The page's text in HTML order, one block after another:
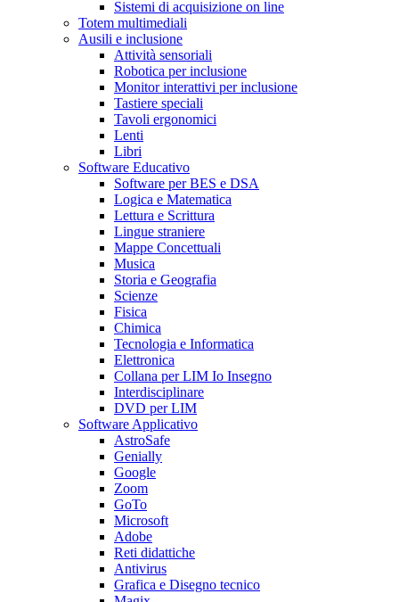
Sistemi di acquisizione on line
Totem multimediali
Ausili e inclusione
Attività sensoriali
Robotica per inclusione
Monitor interattivi per inclusione
Tastiere speciali
Tavoli ergonomici
Lenti
Libri
Software Educativo
Software per BES e DSA
Logica e Matematica
Lettura e Scrittura
Lingue straniere
Mappe Concettuali
Musica
Storia e Geografia
Scienze
Fisica
Chimica
Tecnologia e Informatica
Elettronica
Collana per LIM Io Insegno
Interdisciplinare
DVD per LIM
Software Applicativo
AstroSafe
Genially
Google
Zoom
GoTo
Microsoft
Adobe
Reti didattiche
Antivirus
Grafica e Disegno tecnico